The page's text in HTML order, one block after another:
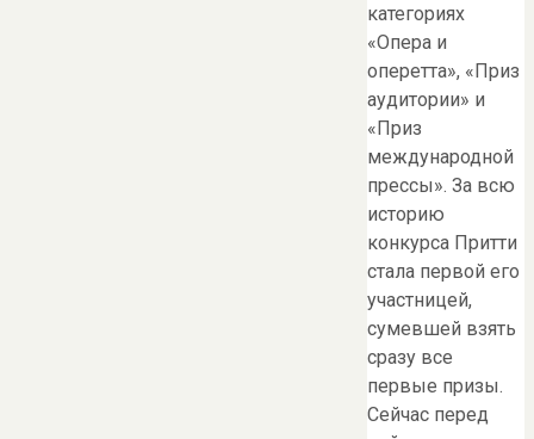
категориях
«Опера и
оперетта», «Приз
аудитории» и
«Приз
международной
прессы». За всю
историю
конкурса Притти
стала первой его
участницей,
сумевшей взять
сразу все
первые призы.
Сейчас перед